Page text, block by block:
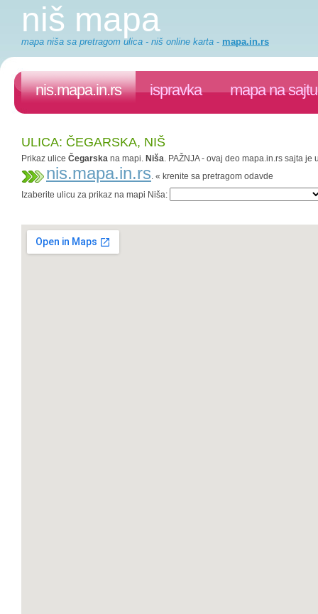
niš mapa
mapa niša sa pretragom ulica - niš online karta - mapa.in.rs
nis.mapa.in.rs ispravka mapa na sajtu
ULICA: ČEGARSKA, NIŠ
Prikaz ulice Čegarska na mapi. Niša. PAŽNJA - ovaj deo mapa.in.rs sajta
nis.mapa.in.rs. « krenite sa pretragom odavde
Izaberite ulicu za prikaz na mapi Niša: